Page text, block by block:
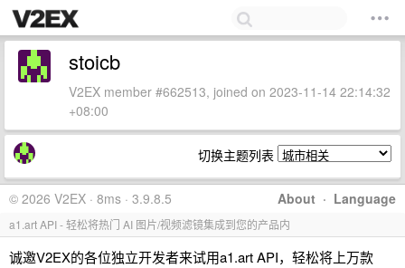
stoicb
V2EX member #662513, joined on 2023-11-14 22:14:32
+08:00
切换主题列表
About · Language
© 2026 V2EX · 8ms · 3.9.8.5
a1.art API - 轻松将热门 AI 图片/视频滤镜集成到您的产品内
诚邀V2EX的各位独立开发者来试用a1.art API，轻松将上万款